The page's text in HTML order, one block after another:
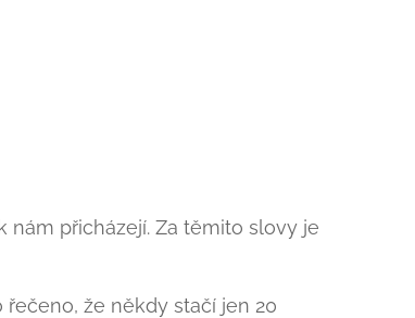
nám přicházejí. Za těmito slovy je
řečeno, že někdy stačí jen 20